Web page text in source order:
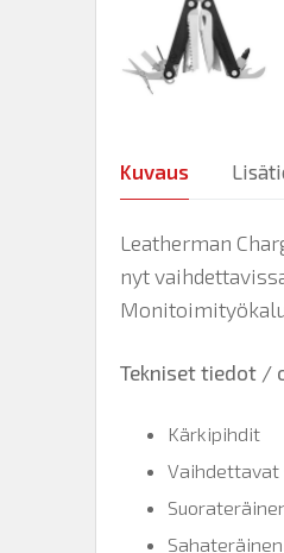
Kuvaus
Leatherman
nyt
Tekniset tiedot /
Kärkipihdit
Vaihdettavat